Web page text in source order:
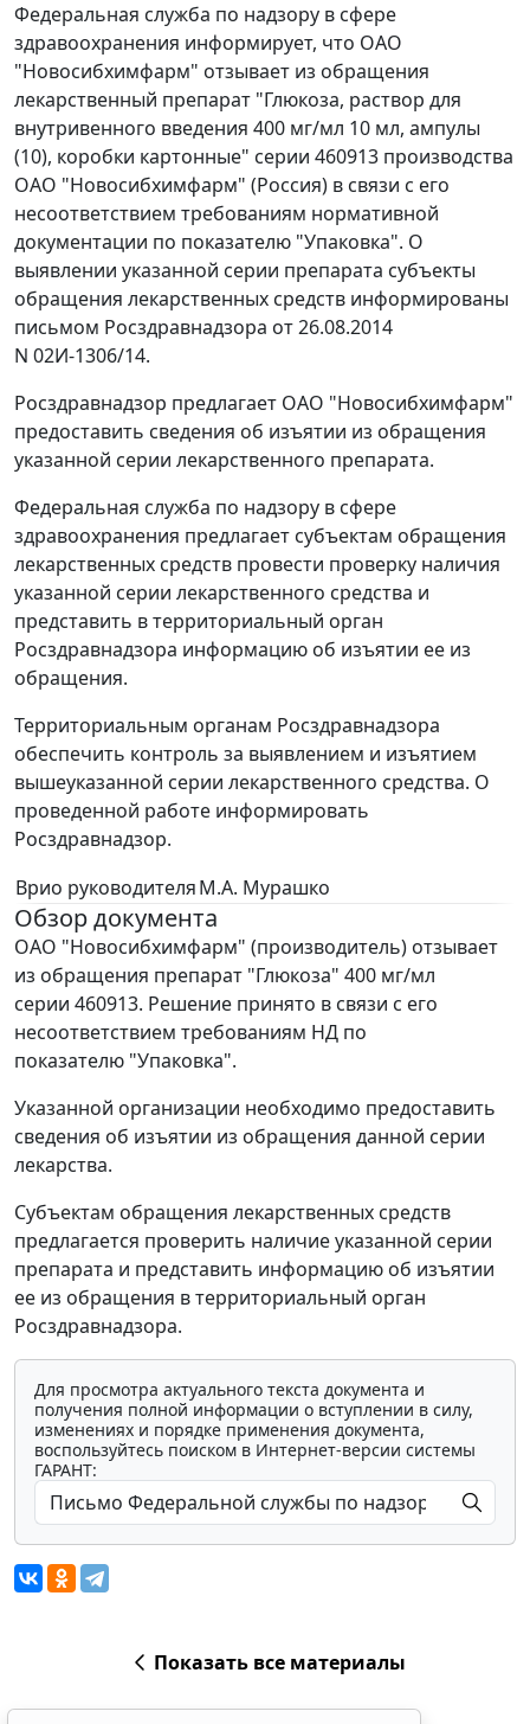
Федеральная служба по надзору в сфере
здравоохранения информирует, что ОАО
"Новосибхимфарм" отзывает из обращения
лекарственный препарат "Глюкоза, раствор для
внутривенного введения 400 мг/мл 10 мл, ампулы
(10), коробки картонные" серии 460913 производства
ОАО "Новосибхимфарм" (Россия) в связи с его
несоответствием требованиям нормативной
документации по показателю "Упаковка". О
выявлении указанной серии препарата субъекты
обращения лекарственных средств информированы
письмом Росздравнадзора от 26.08.2014
N 02И-1306/14.
Росздравнадзор предлагает ОАО "Новосибхимфарм"
предоставить сведения об изъятии из обращения
указанной серии лекарственного препарата.
Федеральная служба по надзору в сфере
здравоохранения предлагает субъектам обращения
лекарственных средств провести проверку наличия
указанной серии лекарственного средства и
представить в территориальный орган
Росздравнадзора информацию об изъятии ее из
обращения.
Территориальным органам Росздравнадзора
обеспечить контроль за выявлением и изъятием
вышеуказанной серии лекарственного средства. О
проведенной работе информировать
Росздравнадзор.
Врио руководителяМ.А. Мурашко
Обзор документа
ОАО "Новосибхимфарм" (производитель) отзывает
из обращения препарат "Глюкоза" 400 мг/мл
серии 460913. Решение принято в связи с его
несоответствием требованиям НД по
показателю "Упаковка".
Указанной организации необходимо предоставить
сведения об изъятии из обращения данной серии
лекарства.
Субъектам обращения лекарственных средств
предлагается проверить наличие указанной серии
препарата и представить информацию об изъятии
ее из обращения в территориальный орган
Росздравнадзора.
Для просмотра актуального текста документа и
получения полной информации о вступлении в силу,
изменениях и порядке применения документа,
воспользуйтесь поиском в Интернет-версии системы
ГАРАНТ:
Показать все материалы